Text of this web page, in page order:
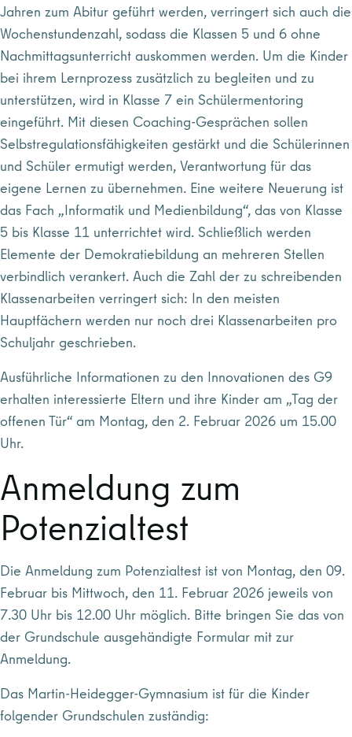
Jahren zum Abitur geführt werden, verringert sich auch die
Wochenstundenzahl, sodass die Klassen 5 und 6 ohne
Nachmittagsunterricht auskommen werden. Um die Kinder
bei ihrem Lernprozess zusätzlich zu begleiten und zu
unterstützen, wird in Klasse 7 ein Schülermentoring
eingeführt. Mit diesen Coaching-Gesprächen sollen
Selbstregulationsfähigkeiten gestärkt und die Schülerinnen
und Schüler ermutigt werden, Verantwortung für das
eigene Lernen zu übernehmen. Eine weitere Neuerung ist
das Fach „Informatik und Medienbildung“, das von Klasse
5 bis Klasse 11 unterrichtet wird. Schließlich werden
Elemente der Demokratiebildung an mehreren Stellen
verbindlich verankert. Auch die Zahl der zu schreibenden
Klassenarbeiten verringert sich: In den meisten
Hauptfächern werden nur noch drei Klassenarbeiten pro
Schuljahr geschrieben.
Ausführliche Informationen zu den Innovationen des G9
erhalten interessierte Eltern und ihre Kinder am „Tag der
offenen Tür“ am Montag, den 2. Februar 2026 um 15.00
Uhr.
Anmeldung zum
Potenzialtest
Die Anmeldung zum Potenzialtest ist von Montag, den 09.
Februar bis Mittwoch, den 11. Februar 2026 jeweils von
7.30 Uhr bis 12.00 Uhr möglich. Bitte bringen Sie das von
der Grundschule ausgehändigte Formular mit zur
Anmeldung.
Das Martin-Heidegger-Gymnasium ist für die Kinder
folgender Grundschulen zuständig: